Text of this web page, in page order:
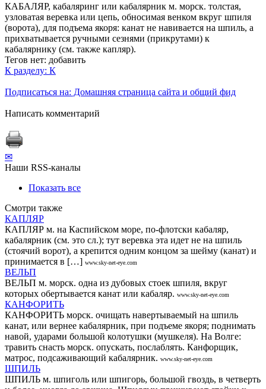
КАБАЛЯР, кабаляринг или кабалярник м. морск. толстая,
узловатая веревка или цепь, обносимая венком вкруг шпиля
(ворота), для подъема якоря: канат не навивается на шпиль, а
прихватывается ручными сезнями (прикрутами) к
кабалярнику (см. также капляр).
Тегов нет: добавить
К разделу: К
Подписаться на: Домашняя страница сайта и общий фид
Написать комментарий
✉
Наши RSS-каналы
Показать все
Смотри также
КАПЛЯР
КАПЛЯР м. на Каспийском море, по-флотски кабаляр,
кабалярник (см. это сл.); тут веревка эта идет не на шпиль
(стоячий ворот), а крепится одним концом за шейму (канат) и
принимается в […] www.sky-net-eye.com
ВЕЛЬП
ВЕЛЬП м. морск. одна из дубовых стоек шпиля, вкруг
которых обертывается канат или кабаляр. www.sky-net-eye.com
КАНФОРИТЬ
КАНФОРИТЬ морск. очищать навертываемый на шпиль
канат, или вернее кабалярник, при подъеме якоря; поднимать
навой, ударами большой колотушки (мушкеля). На Волге:
травить снасть морск. опускать, послаблять. Канфорщик,
матрос, подсаживающий кабалярник. www.sky-net-eye.com
ШПИЛЬ
ШПИЛЬ м. шпиголь или шпигорь, большой гвоздь, в четверть